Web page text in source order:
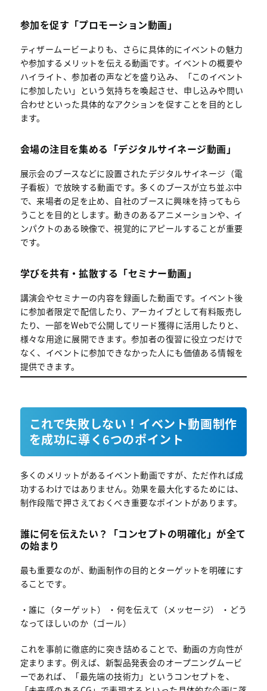
参加を促す「プロモーション動画」
ティザームービーよりも、さらに具体的にイベントの魅力
や参加するメリットを伝える動画です。イベントの概要や
ハイライト、参加者の声などを盛り込み、「このイベント
に参加したい」という気持ちを喚起させ、申し込みや問い
合わせといった具体的なアクションを促すことを目的とし
ます。
会場の注目を集める「デジタルサイネージ動画」
展示会のブースなどに設置されたデジタルサイネージ（電
子看板）で放映する動画です。多くのブースが立ち並ぶ中
で、来場者の足を止め、自社のブースに興味を持ってもら
うことを目的とします。動きのあるアニメーションや、イ
ンパクトのある映像で、視覚的にアピールすることが重要
です。
学びを共有・拡散する「セミナー動画」
講演会やセミナーの内容を録画した動画です。イベント後
に参加者限定で配信したり、アーカイブとして有料販売し
たり、一部をWebで公開してリード獲得に活用したりと、
様々な用途に展開できます。参加者の復習に役立つだけで
なく、イベントに参加できなかった人にも価値ある情報を
提供できます。
これで失敗しない！イベント動画制作
を成功に導く6つのポイント
多くのメリットがあるイベント動画ですが、ただ作れば成
功するわけではありません。効果を最大化するためには、
制作段階で押さえておくべき重要なポイントがあります。
誰に何を伝えたい？「コンセプトの明確化」が全て
の始まり
最も重要なのが、動画制作の目的とターゲットを明確にす
ることです。
・誰に（ターゲット） ・何を伝えて（メッセージ） ・どう
なってほしいのか（ゴール）
これを事前に徹底的に突き詰めることで、動画の方向性が
定まります。例えば、新製品発表会のオープニングムービ
ーであれば、「最先端の技術力」というコンセプトを、